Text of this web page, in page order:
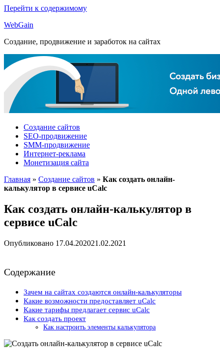
Перейти к содержимому
WebGain
Создание, продвижение и заработок на сайтах
Создание сайтов
SEO-продвижение
SMM-продвижение
Интернет-реклама
Монетизация сайта
Главная » Создание сайтов » Как создать онлайн-
калькулятор в сервисе uCalс
Как создать онлайн-калькулятор в
сервисе uCalс
Опубликовано 17.04.202021.02.2021
Содержание
Зачем на сайтах создаются онлайн-калькуляторы
Какие возможности предоставляет uCalc
Какие тарифы предлагает сервис uCalc
Как создать проект
Как настроить элементы калькулятора